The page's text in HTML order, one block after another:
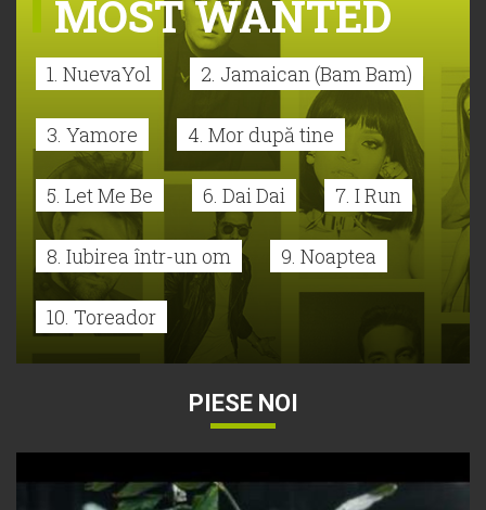
MOST WANTED
1. NuevaYol 2. Jamaican (Bam Bam)
3. Yamore 4. Mor după tine
5. Let Me Be 6. Dai Dai 7. I Run
8. Iubirea într-un om 9. Noaptea
10. Toreador
PIESE NOI